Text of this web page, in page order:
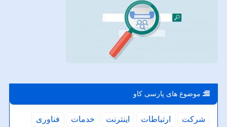
موضوع های پارسی كاو
شركت ارتباطات اینترنت خدمات
فناوری